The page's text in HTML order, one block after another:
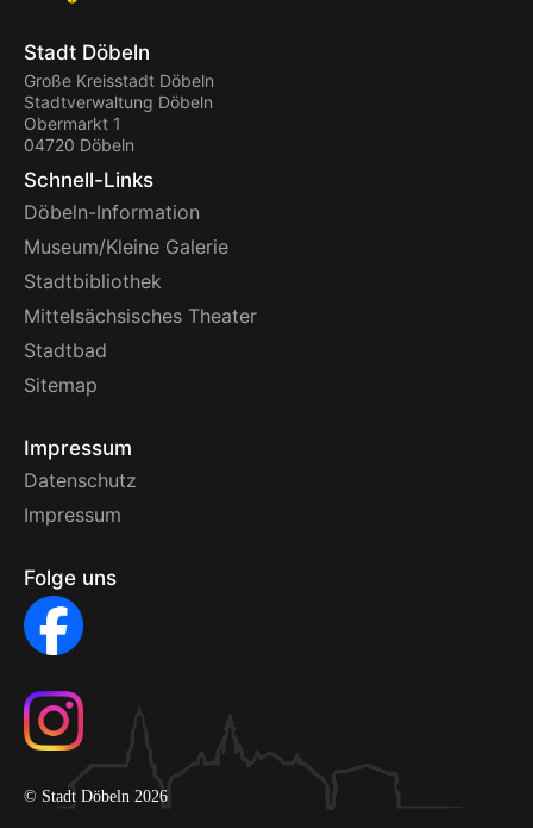
Stadt Döbeln
Große Kreisstadt Döbeln
Stadtverwaltung Döbeln
Obermarkt 1
04720 Döbeln
Schnell-Links
Döbeln-Information
Museum/Kleine Galerie
Stadtbibliothek
Mittelsächsisches Theater
Stadtbad
Sitemap
Impressum
Datenschutz
Impressum
Folge uns
© Stadt Döbeln 2026